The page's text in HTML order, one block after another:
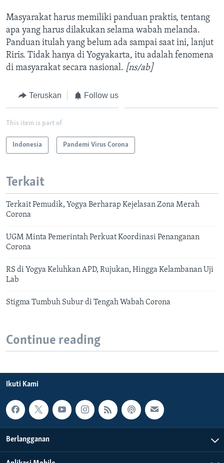
Masyarakat harus memiliki panduan praktis, tentang
apa yang harus dilakukan selama wabah melanda.
Panduan itulah yang belum ada sampai saat ini, lanjut
Riris. Tidak hanya di Yogyakarta, itu adalah fenomena
di masyarakat secara nasional. [ns/ab]
Teruskan Follow us
This item is part of
Indonesia Pandemi Virus Corona
Terkait
Terkait Pemudik, Yogya Berharap Kejelasan Zona Merah
Corona
UGM Minta Pemerintah Perkuat Koordinasi Penanganan
Corona
RS di Yogya Keluhkan APD, Rujukan, Hingga Kelambanan Uji
Lab
Stigma Tumbuh Subur di Tengah Wabah Corona
Continue reading
Ikuti Kami
Berlangganan